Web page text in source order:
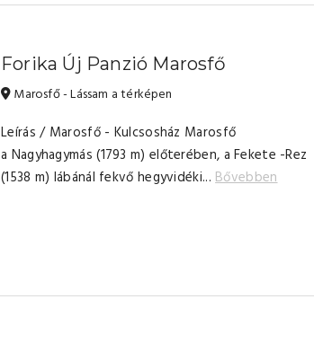
Forika Új Panzió Marosfő
Marosfő - Lássam a térképen
Leírás / Marosfő - Kulcsosház Marosfő
a Nagyhagymás (1793 m) előterében, a Fekete -Rez
(1538 m) lábánál fekvő hegyvidéki...Bővebben